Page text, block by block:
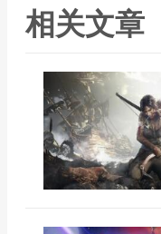
相关文章